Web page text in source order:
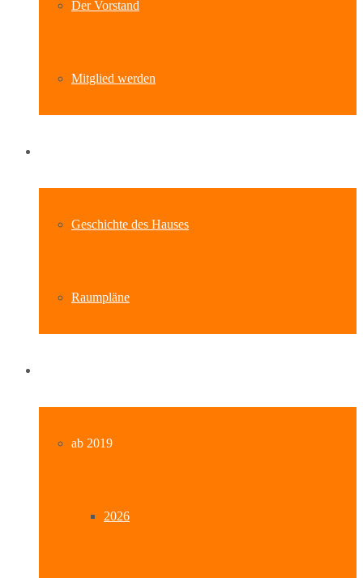
Der Vorstand
Mitglied werden
Geschichte des Hauses
Raumpläne
ab 2019
2026